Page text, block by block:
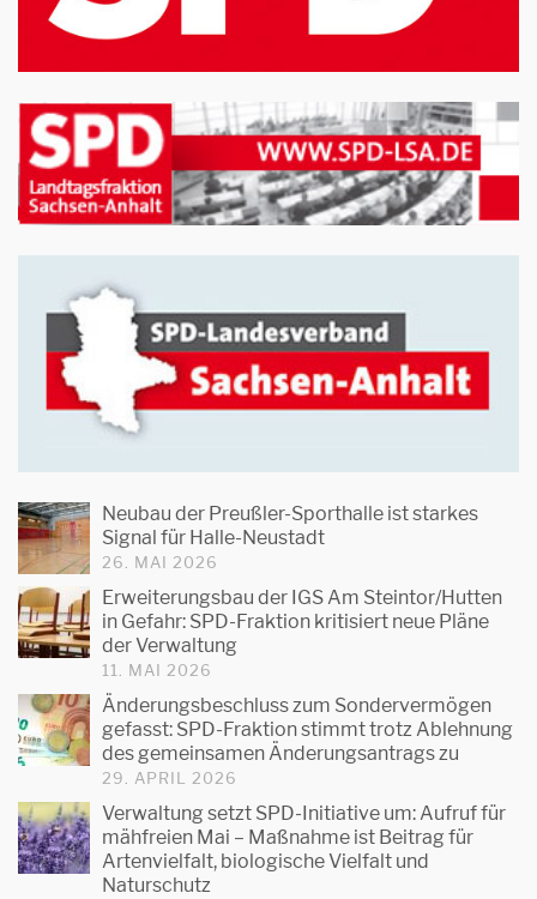
Neubau der Preußler-Sporthalle ist starkes
Signal für Halle-Neustadt
26. MAI 2026
Erweiterungsbau der IGS Am Steintor/Hutten
in Gefahr: SPD-Fraktion kritisiert neue Pläne
der Verwaltung
11. MAI 2026
Änderungsbeschluss zum Sondervermögen
gefasst: SPD-Fraktion stimmt trotz Ablehnung
des gemeinsamen Änderungsantrags zu
29. APRIL 2026
Verwaltung setzt SPD-Initiative um: Aufruf für
mähfreien Mai – Maßnahme ist Beitrag für
Artenvielfalt, biologische Vielfalt und
Naturschutz